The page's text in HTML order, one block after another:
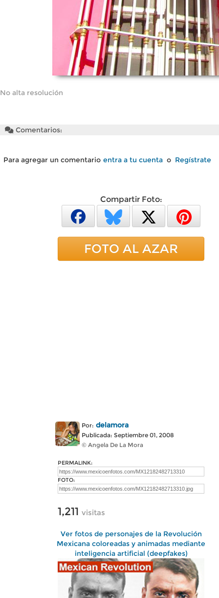
No alta resolución
Comentarios:
Para agregar un comentario entra a tu cuenta o Regístrate
Compartir Foto:
FOTO AL AZAR
Por: delamora
Publicada: Septiembre 01, 2008
© Angela De La Mora
PERMALINK:
FOTO:
1,211 visitas
Ver fotos de personajes de la Revolución
Mexicana coloreadas y animadas mediante
inteligencia artificial (deepfakes)